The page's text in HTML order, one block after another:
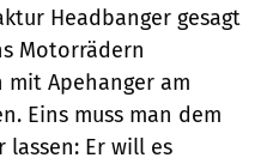
Headbanger gesagt
Motorrädern
Apehanger am
Eins muss man dem
lassen: Er will es